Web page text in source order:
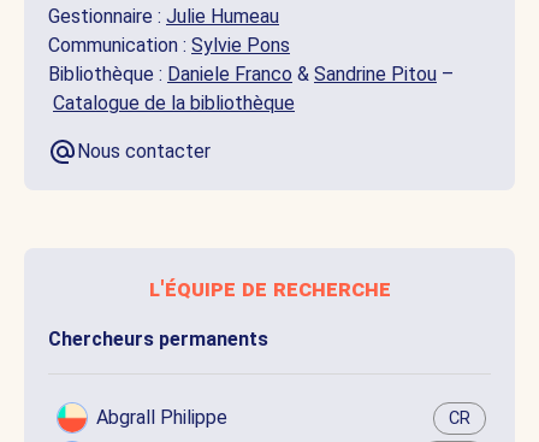
Gestionnaire : Julie Humeau
Communication : Sylvie Pons
Bibliothèque : Daniele Franco & Sandrine Pitou –
Catalogue de la bibliothèque
Nous contacter
l'équipe de recherche
Chercheurs permanents
Abgrall Philippe CR